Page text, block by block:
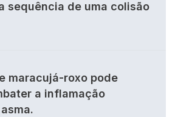
sequência de uma colisão
maracujá-roxo pode
a inflamação